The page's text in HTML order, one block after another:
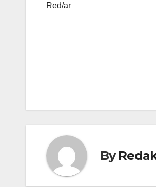
Red/ar
By